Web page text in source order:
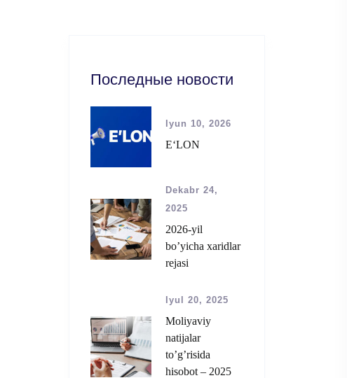
Последные новости
Iyun 10, 2026
E‘LON
Dekabr 24,
2025
2026-yil
bo’yicha xaridlar
rejasi
Iyul 20, 2025
Moliyaviy
natijalar
to’g’risida
hisobot – 2025